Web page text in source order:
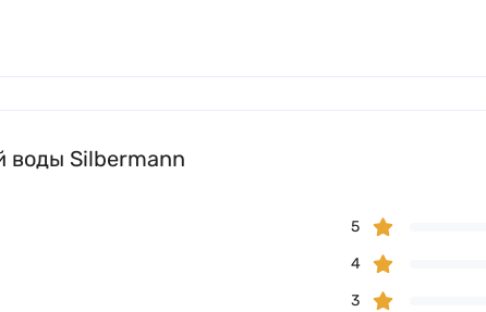
воды Silbermann
5
4
3